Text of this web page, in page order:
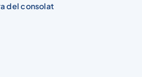
del consolat